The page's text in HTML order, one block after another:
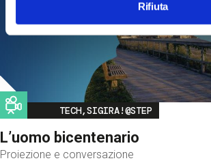
Rifiuta
Image
TECH,SIGIRA!@STEP
L’uomo bicentenario
Proiezione e conversazione